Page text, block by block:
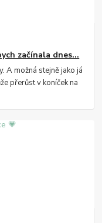
začínala dnes...
A možná stejně jako já
přerůst v koníček na